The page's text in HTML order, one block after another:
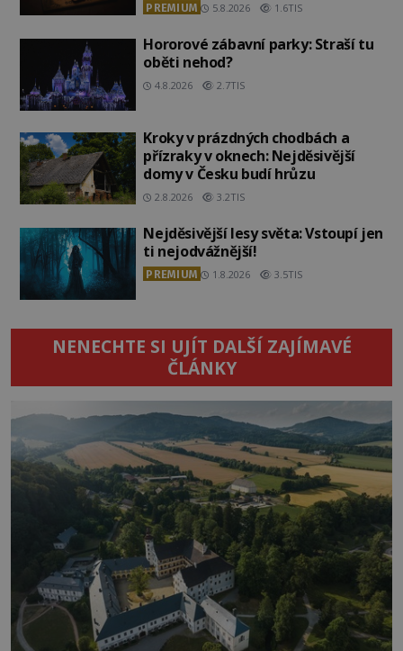
PREMIUM 5.8.2026 1.6TIS
Hororové zábavní parky: Straší tu
oběti nehod?
4.8.2026 2.7TIS
Kroky v prázdných chodbách a
přízraky v oknech: Nejděsivější
domy v Česku budí hrůzu
2.8.2026 3.2TIS
Nejděsivější lesy světa: Vstoupí jen
ti nejodvážnější!
PREMIUM 1.8.2026 3.5TIS
NENECHTE SI UJÍT DALŠÍ ZAJÍMAVÉ
ČLÁNKY